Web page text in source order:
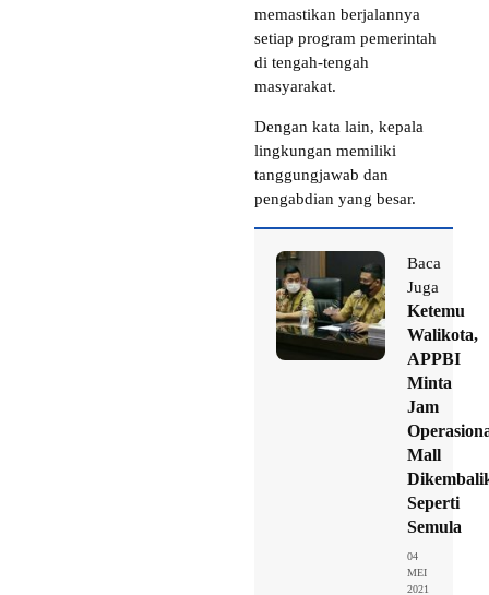
memastikan berjalannya
setiap program pemerintah
di tengah-tengah
masyarakat.
Dengan kata lain, kepala
lingkungan memiliki
tanggungjawab dan
pengabdian yang besar.
Baca
Juga
Ketemu
Walikota,
APPBI
Minta
Jam
Mall
Seperti
Semula
04
MEI
2021